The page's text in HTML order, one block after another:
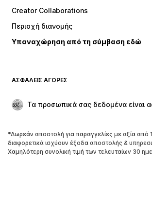
Creator Collaborations
Περιοχή διανομής
Υπαναχώρηση από τη σύμβαση εδώ
ΑΣΦΑΛΕΊΣ ΑΓΟΡΈΣ
Τα προσωπικά σας δεδομένα είναι
*Δωρεάν αποστολή για παραγγελίες με αξία από
διαφορετικά ισχύουν έξοδα αποστολής &
Χαμηλότερη συνολική τιμή των τελευταίων 30